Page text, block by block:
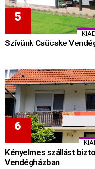
Szívünk Csücske
Kényelmes szállást
Vendégházban